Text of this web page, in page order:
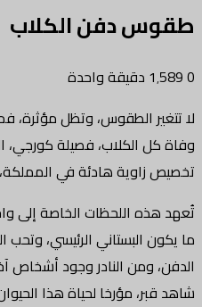
دفن الكلاب
دقيقة واحدة
فصيلة كورجي، المملوكة
هادئة في المملكة، جاهزة
اللحظات الخاصة إلى واحد من
الرئيسي، وتحب الملكة
النادر وجود أشخاص آخرين،
مؤرخا لحياة هذا الحيوان